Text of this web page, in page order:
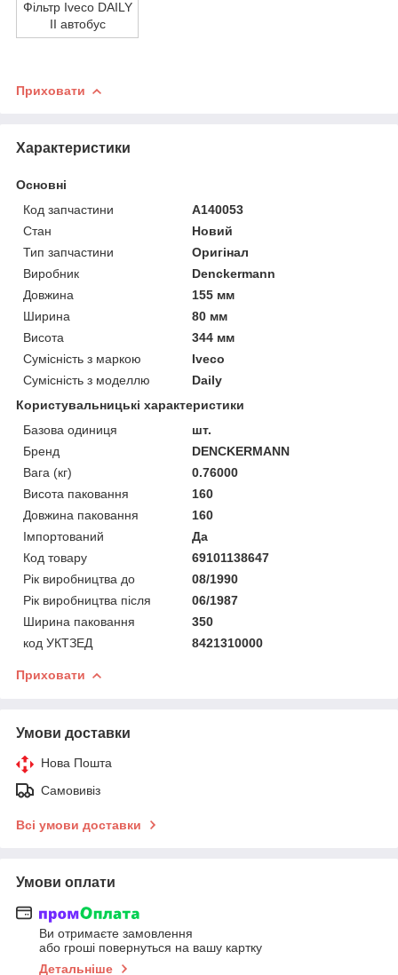
Фільтр Iveco DAILY
II автобус
Приховати
Характеристики
Основні
Код запчастини
A140053
Стан
Новий
Тип запчастини
Оригінал
Виробник
Denckermann
Довжина
155 мм
Ширина
80 мм
Висота
344 мм
Сумісність з маркою
Iveco
Сумісність з моделлю
Daily
Користувальницькі характеристики
Базова одиниця
шт.
Бренд
DENCKERMANN
Вага (кг)
0.76000
Висота паковання
160
Довжина паковання
160
Імпортований
Да
Код товару
69101138647
Рік виробництва до
08/1990
Рік виробництва після
06/1987
Ширина паковання
350
код УКТЗЕД
8421310000
Приховати
Умови доставки
Нова Пошта
Самовивіз
Всі умови доставки
Умови оплати
Ви отримаєте замовлення
або гроші повернуться на вашу картку
Детальніше